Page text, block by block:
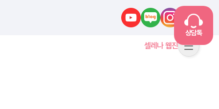
유튜브네이버블로그인스타그램카카오톡
셀레나 웹진 메뉴
상담톡